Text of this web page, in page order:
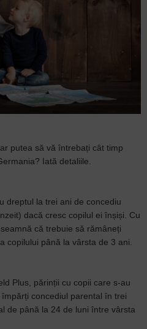
putea să vă întrebați cât timp
Iată detaliile.
dreptul la trei ani de concediu
dacă cresc copilul ei înșiși. Cu
că trebuie să rămâneți
copilului până la vârsta de 3 ani.
Plus, părinții cu copii care s-au
concediul parental în trei
de până la 24 de luni între vârsta